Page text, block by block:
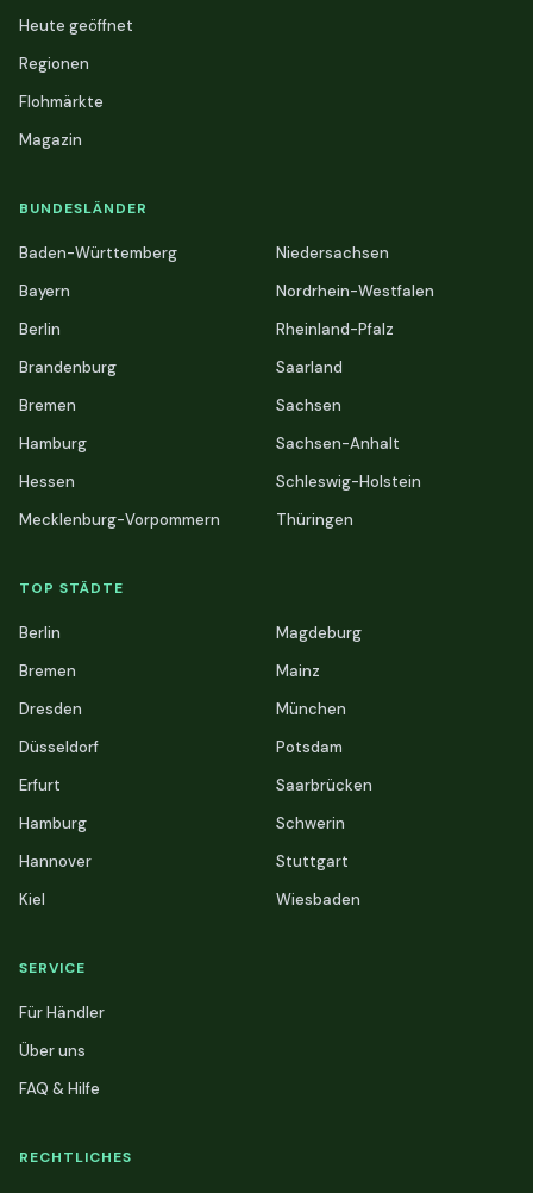
Heute geöffnet
Regionen
Flohmärkte
Magazin
BUNDESLÄNDER
Baden-Württemberg
Bayern
Berlin
Brandenburg
Bremen
Hamburg
Hessen
Mecklenburg-Vorpommern
Niedersachsen
Nordrhein-Westfalen
Rheinland-Pfalz
Saarland
Sachsen
Sachsen-Anhalt
Schleswig-Holstein
Thüringen
TOP STÄDTE
Berlin
Bremen
Dresden
Düsseldorf
Erfurt
Hamburg
Hannover
Kiel
Magdeburg
Mainz
München
Potsdam
Saarbrücken
Schwerin
Stuttgart
Wiesbaden
SERVICE
Für Händler
Über uns
FAQ & Hilfe
RECHTLICHES